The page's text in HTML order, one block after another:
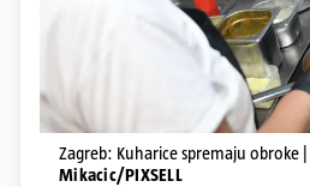
Zagreb: Kuharice spremaju obroke |
Mikacic/PIXSELL